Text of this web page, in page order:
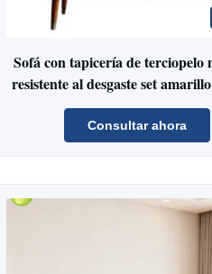
Sofá con tapicería de terciopelo
resistente al desgaste set
para el salón
Consultar ahora